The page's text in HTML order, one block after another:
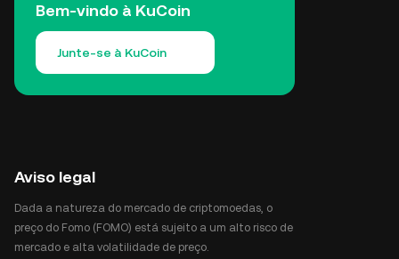
Bem-vindo à KuCoin
Junte-se à KuCoin
Aviso legal
Dada a natureza do mercado de criptomoedas, o
preço do Fomo (FOMO) está sujeito a um alto risco de
mercado e alta volatilidade de preço.